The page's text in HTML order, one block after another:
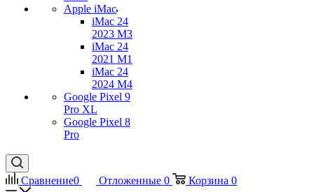
Apple iMac
iMac 24
2023 M3
iMac 24
2021 M1
iMac 24
2024 M4
Google Pixel 9
Pro XL
Google Pixel 8
Pro
Сравнение0 Отложенные 0 Корзина 0